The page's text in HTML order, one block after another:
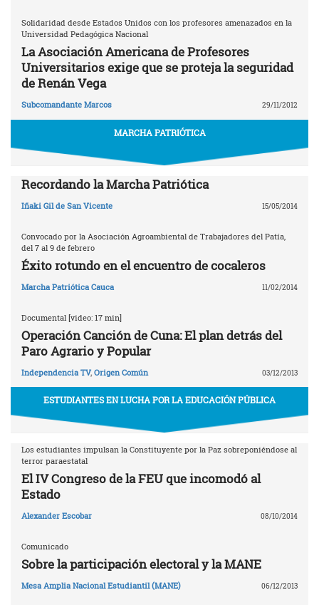
Solidaridad desde Estados Unidos con los profesores amenazados en la
Universidad Pedagógica Nacional
La Asociación Americana de Profesores
Universitarios exige que se proteja la seguridad
de Renán Vega
Subcomandante Marcos 29/11/2012
MARCHA PATRIÓTICA
Recordando la Marcha Patriótica
Iñaki Gil de San Vicente 15/05/2014
Convocado por la Asociación Agroambiental de Trabajadores del Patía,
del 7 al 9 de febrero
Éxito rotundo en el encuentro de cocaleros
Marcha Patriótica Cauca 11/02/2014
Documental [video: 17 min]
Operación Canción de Cuna: El plan detrás del
Paro Agrario y Popular
Independencia TV, Origen Común 03/12/2013
ESTUDIANTES EN LUCHA POR LA EDUCACIÓN PÚBLICA
Los estudiantes impulsan la Constituyente por la Paz sobreponiéndose al
terror paraestatal
El IV Congreso de la FEU que incomodó al
Estado
Alexander Escobar 08/10/2014
Comunicado
Sobre la participación electoral y la MANE
Mesa Amplia Nacional Estudiantil (MANE) 06/12/2013